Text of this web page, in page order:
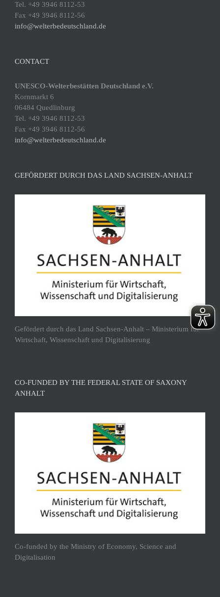
Tel. +49 3946 8112-53
Fax +49 3946 8112-56
info@welterbedeutschland.de
CONTACT
UNESCO-Welterbestätten Deutschland e.V.
Kornmarkt 6
06484 Quedlinburg
Tel. +49 3946 8112-53
Fax +49 3946 8112-56
info@welterbedeutschland.de
GEFÖRDERT DURCH DAS LAND SACHSEN-ANHALT
Gefördert durch das Land Sachsen-Anhalt – Ministerium für
Wirtschaft, Wissenschaft und Digitalisierung
CO-FUNDED BY THE FEDERAL STATE OF SAXONY
ANHALT
Co-funded by the Ministry of Economy, Science and
Digitalisation